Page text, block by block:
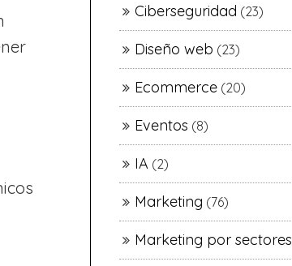
Ciberseguridad (23)
Diseño web (23)
Ecommerce (20)
Eventos (8)
IA (2)
Marketing (76)
Marketing por sectores